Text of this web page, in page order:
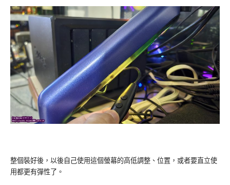
整個裝好後，以後自己使用這個螢幕的高低調整、位置，或者要直立使
用都更有彈性了。